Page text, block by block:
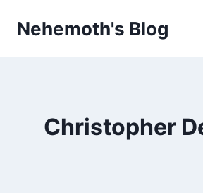
Nehemoth's Blog
Christopher